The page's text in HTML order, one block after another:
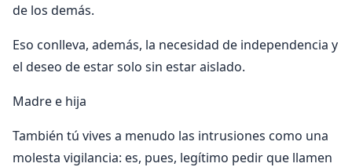
de los demás.
Eso conlleva, además, la necesidad de independencia y
el deseo de estar solo sin estar aislado.
Madre e hija
También tú vives a menudo las intrusiones como una
molesta vigilancia: es, pues, legítimo pedir que llamen